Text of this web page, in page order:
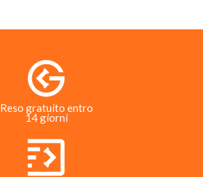
Reso gratuito entro
14 giorni